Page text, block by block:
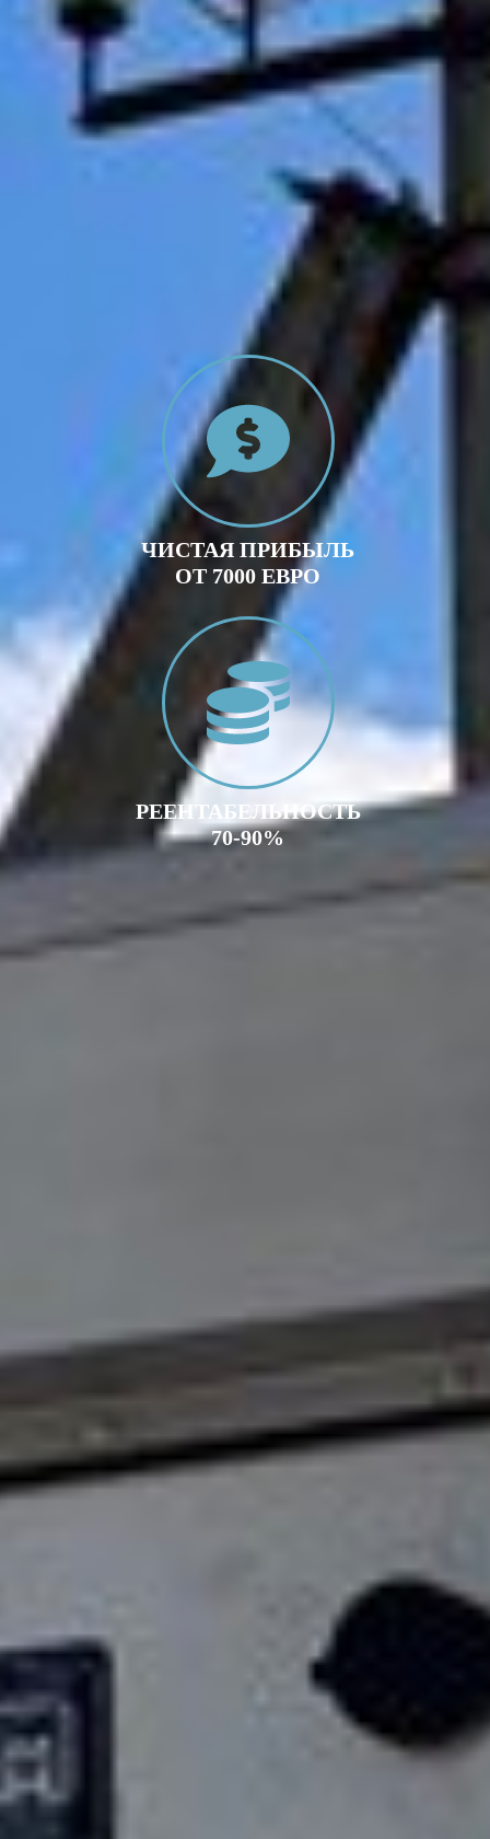
ЧИСТАЯ ПРИБЫЛЬ
ОТ 7000 ЕВРО
РЕЕНТАБЕЛЬНОСТЬ
70-90%